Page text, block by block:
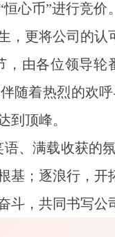
心币”进行竞
，更将公司的认
，由各位领导
随着热烈的欢
到顶峰。
、满载收获的
基；逐浪行，
斗，共同书写公